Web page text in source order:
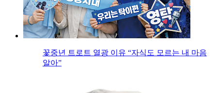
꽃중년 트로트 열광 이유 “자식도 모르는 내 마음
알아”